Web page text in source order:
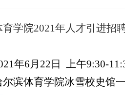
育学院2021年人才引进招
年6 月 22 日 上午9:30-
尔滨体育学院冰雪校史馆